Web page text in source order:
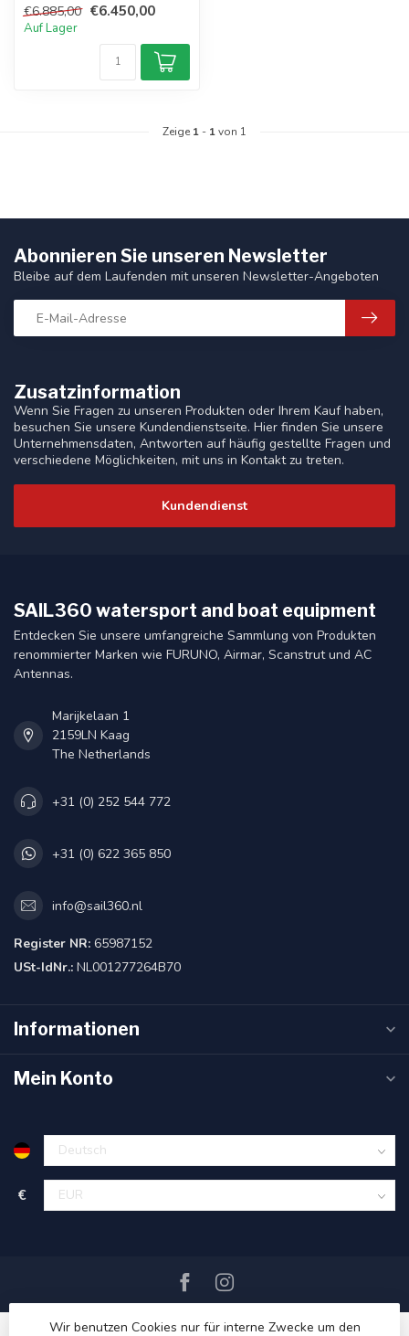
eingebautem...
€6.885,00 €6.450,00
Auf Lager
Zeige 1 - 1von 1
Zusatzinformation
Wenn Sie Fragen zu unseren Produkten oder Ihrem Kauf haben,
besuchen Sie unsere Kundendienstseite. Hier finden Sie unsere
Unternehmensdaten, Antworten auf häufig gestellte Fragen und
verschiedene Möglichkeiten, mit uns in Kontakt zu treten.
Kundendienst
Abonnieren Sie unseren Newsletter
Bleibe auf dem Laufenden mit unseren Newsletter-Angeboten
SAIL360 watersport and boat equipment
Entdecken Sie unsere umfangreiche Sammlung von Produkten
renommierter Marken wie FURUNO, Airmar, Scanstrut und AC
Antennas.
Marijkelaan 1
2159LN Kaag
The Netherlands
+31 (0) 252 544 772
+31 (0) 622 365 850
info@sail360.nl
Register NR: 65987152
USt-IdNr.: NL001277264B70
Informationen
Mein Konto
€
Wir benutzen Cookies nur für interne Zwecke um den